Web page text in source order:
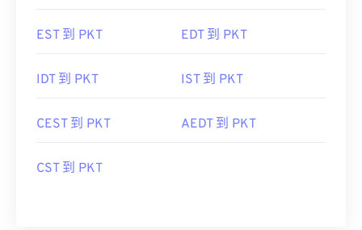
EST 到 PKT EDT 到 PKT
IDT 到 PKT IST 到 PKT
CEST 到 PKT AEDT 到 PKT
CST 到 PKT